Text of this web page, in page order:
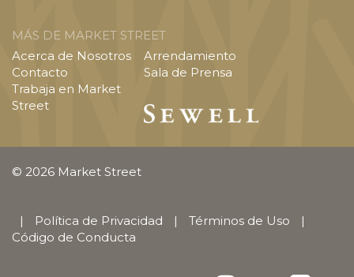
MÁS DE MARKET STREET
Acerca de Nosotros
Contacto
Trabaja en Market
Street
Arrendamiento
Sala de Prensa
© 2026 Market Street
| Política de Privacidad | Términos de Uso
|
Código de Conducta